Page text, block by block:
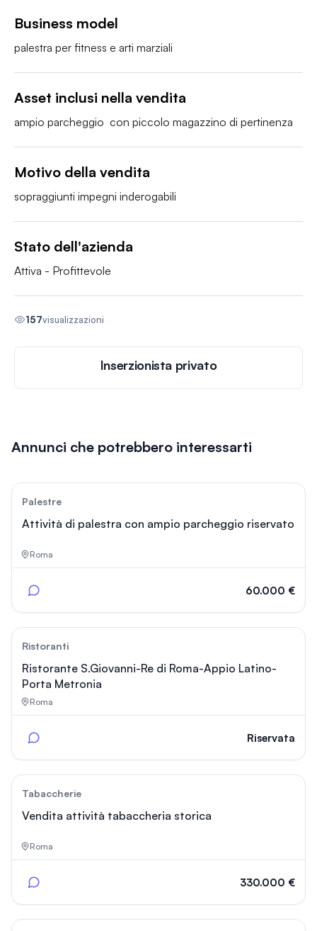
Business model
palestra per fitness e arti marziali
Asset inclusi nella vendita
ampio parcheggio  con piccolo magazzino di pertinenza
Motivo della vendita
sopraggiunti impegni inderogabili
Stato dell'azienda
Attiva - Profittevole
157visualizzazioni
Inserzionista privato
Annunci che potrebbero interessarti
Palestre
Attività di palestra con ampio parcheggio riservato
Roma
60.000 €
Ristoranti
Ristorante S.Giovanni-Re di Roma-Appio Latino-
Porta Metronia
Roma
Riservata
Tabaccherie
Vendita attività tabaccheria storica
Roma
330.000 €